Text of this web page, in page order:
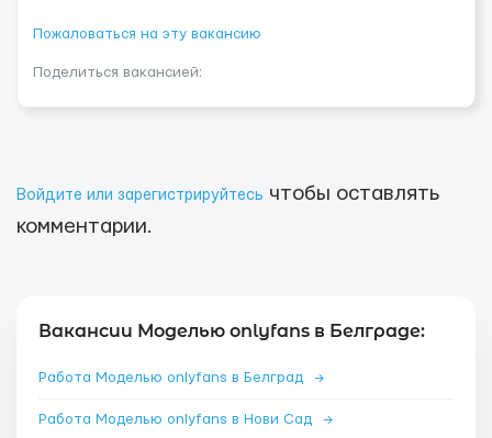
Пожаловаться на эту вакансию
Поделиться вакансией:
Войдите или зарегистрируйтесь чтобы оставлять
комментарии.
Вакансии Моделью onlyfans в Белграде:
Работа Моделью onlyfans в Белград →
Работа Моделью onlyfans в Нови Сад →